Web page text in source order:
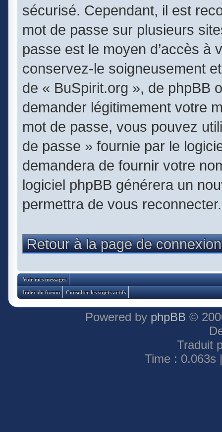
sécurisé. Cependant, il est
mot de passe sur plusieurs
passe est le moyen d’accès à
conservez-le soigneusement
de « BuSpirit.org », de phpBB
demander légitimement votre
mot de passe, vous pouvez
de passe » fournie par le
demandera de fournir votre
logiciel phpBB générera un
permettra de vous reconnecter.
Retour à la page de connexion
Voir mes messages
Index du forum Consulter les sujets actifs
Powered by phpBB ©
Traduit
Time : 0.063s